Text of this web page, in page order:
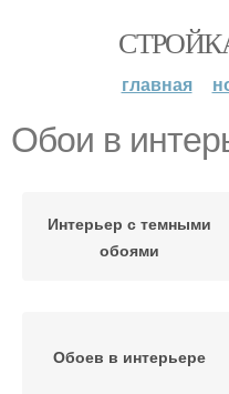
главная
Обои в
Интерьер с темными
обоями
Обоев в интерьере